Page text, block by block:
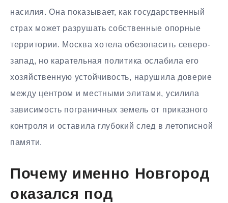
насилия. Она показывает, как государственный
страх может разрушать собственные опорные
территории. Москва хотела обезопасить северо-
запад, но карательная политика ослабила его
хозяйственную устойчивость, нарушила доверие
между центром и местными элитами, усилила
зависимость пограничных земель от приказного
контроля и оставила глубокий след в летописной
памяти.
Почему именно Новгород
оказался под